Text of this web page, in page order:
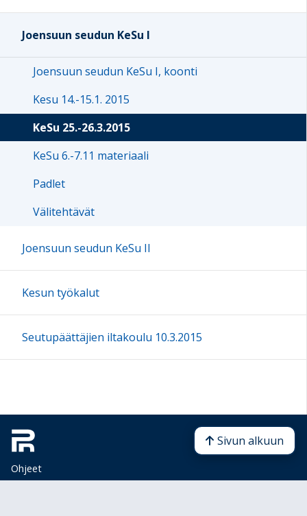
Joensuun seudun KeSu I
Joensuun seudun KeSu I, koonti
Kesu 14.-15.1. 2015
KeSu 25.-26.3.2015
KeSu 6.-7.11 materiaali
Padlet
Välitehtävät
Joensuun seudun KeSu II
Kesun työkalut
Seutupäättäjien iltakoulu 10.3.2015
Ohjeet
Sivun alkuun